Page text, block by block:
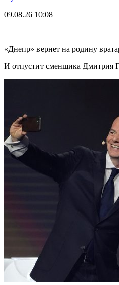
09.08.26 10:08
«Днепр» вернет на родину
И отпустит сменщика Дмитрия